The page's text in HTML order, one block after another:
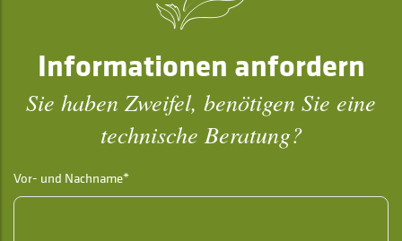
Informationen anfordern
Sie haben Zweifel, benötigen Sie eine
technische Beratung?
Vor- und Nachname*